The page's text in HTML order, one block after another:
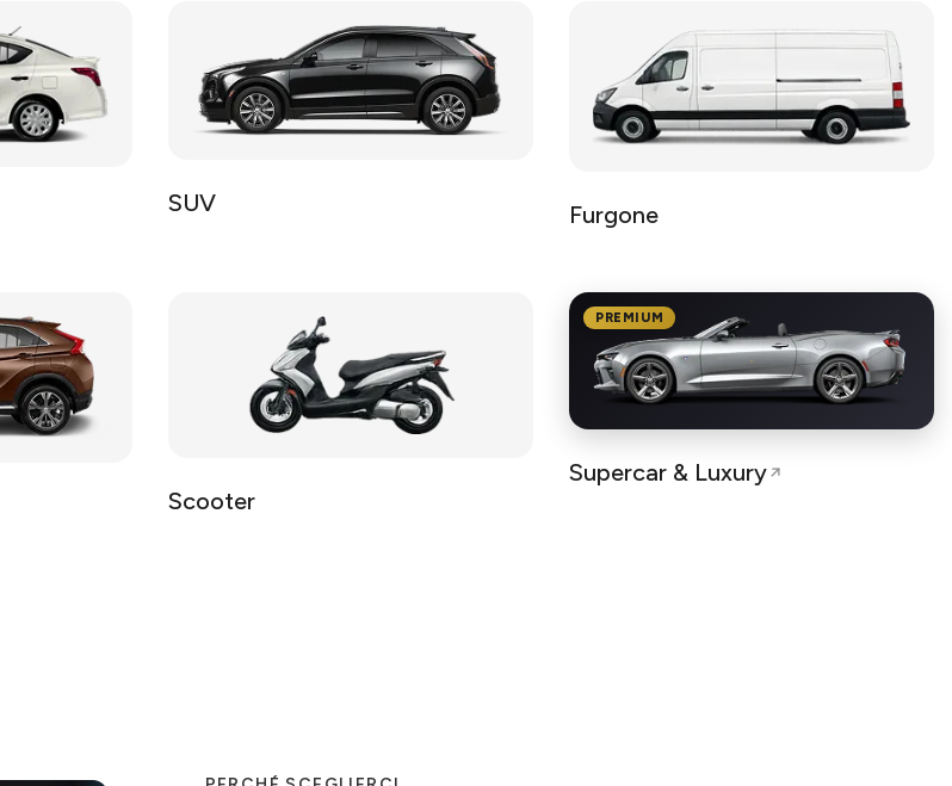
SUV Furgone
Scooter
PREMIUM
Supercar & Luxury